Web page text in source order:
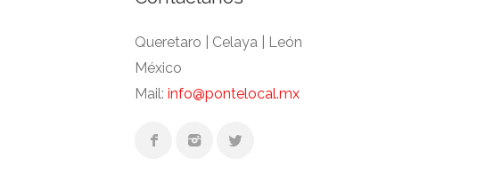
Queretaro | Celaya | León
México
Mail: info@pontelocal.mx